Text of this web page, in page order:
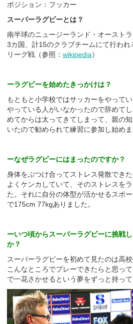
ポジション：フッカー
スーパーラグビーとは？
南半球のニュージーランド・オースト
3カ国、計15のクラブチームにて行わ
リーグ戦（参照： wikipedia）
ーラグビーを始めたきっかけは？
もともと小学校ではサッカーをやって
やっている人がいなかったので辞めて
めてからは太ってきてしまって、親の
いたので勧められて練習に参加し始めま
ーなぜラグビーにはまったのですか？
身体をぶつけ合ってストレス発散でき
よくケンカしていて、そのストレスを
た。それに自分の体型が活かせるスポ
で175cm 77kgありました。
ーいつ頃からスーパーラグビーに挑戦
か？
スーパーラグビーを初めて見たのは高
こんなところでプレーできたらと思っ
で一花さかせるという夢をずっと持って